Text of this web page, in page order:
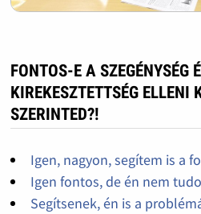
FONTOS-E A SZEGÉNYSÉG
KIREKESZTETTSÉG ELLENI
SZERINTED?!
Igen, nagyon, segítem is a
Igen fontos, de én nem
Segítsenek, én is a